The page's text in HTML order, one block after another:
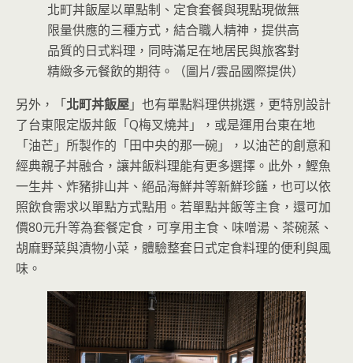
北町丼飯屋以單點制、定食套餐與現點現做無
限量供應的三種方式，結合職人精神，提供高
品質的日式料理，同時滿足在地居民與旅客對
精緻多元餐飲的期待。（圖片/雲品國際提供）
另外，「北町丼飯屋」也有單點料理供挑選，更特別設計
了台東限定版丼飯「Q梅叉燒丼」，或是運用台東在地
「油芒」所製作的「田中央的那一碗」，以油芒的創意和
經典親子丼融合，讓丼飯料理能有更多選擇。此外，鰹魚
一生丼、炸豬排山丼、絕品海鮮丼等新鮮珍饈，也可以依
照飲食需求以單點方式點用。若單點丼飯等主食，還可加
價80元升等為套餐定食，可享用主食、味噌湯、茶碗蒸、
胡麻野菜與漬物小菜，體驗整套日式定食料理的便利與風
味。